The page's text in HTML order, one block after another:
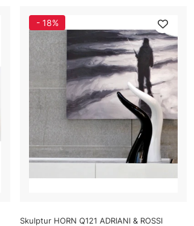
- 18%
Skulptur HORN Q121 ADRIANI & ROSSI